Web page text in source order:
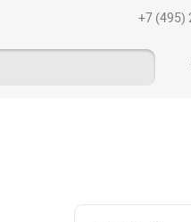
+7 (495)